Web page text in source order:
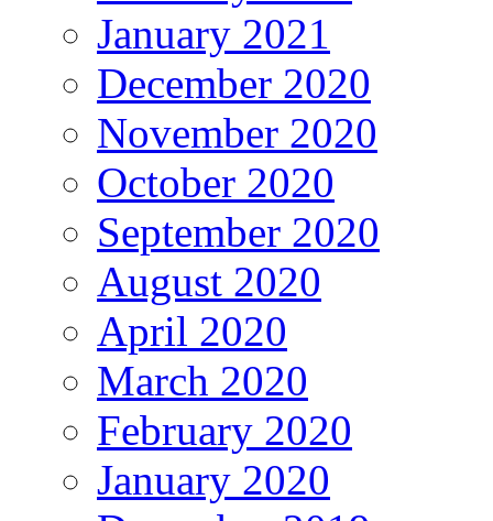
January 2021
December 2020
November 2020
October 2020
September 2020
August 2020
April 2020
March 2020
February 2020
January 2020